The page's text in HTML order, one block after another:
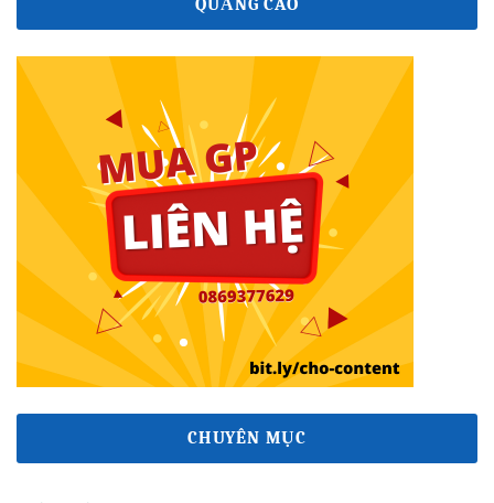
QUẢNG CÁO
CHUYÊN MỤC